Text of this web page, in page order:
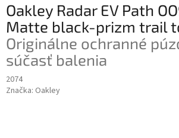
Oakley Radar EV Path
Matte black-prizm trail
Originálne ochranné
súčasť balenia
2074
Značka: Oakley